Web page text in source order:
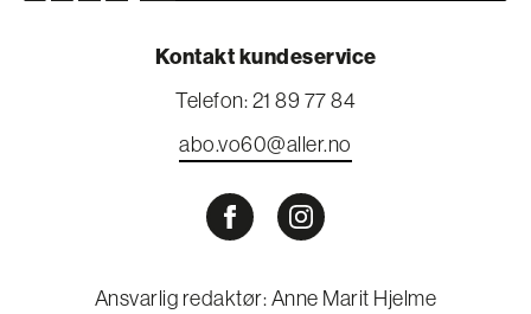
Kontakt kundeservice
Telefon: 21 89 77 84
abo.vo60@aller.no
Ansvarlig redaktør: Anne Marit Hjelme